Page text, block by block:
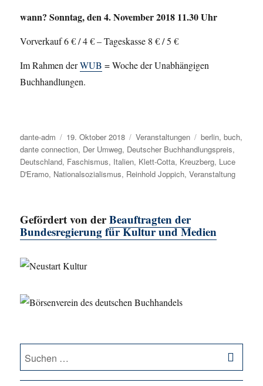
wann? Sonntag, den 4. November 2018 11.30 Uhr
Vorverkauf 6 € / 4 € – Tageskasse 8 € / 5 €
Im Rahmen derWUB = Woche der Unabhängigen
Buchhandlungen.
Autor
dante-adm
Veröffentlicht
am
19. Oktober 2018 Kategorien
Veranstaltungen Schlagwörter
berlin,buch,
dante connection, Der Umweg, Deutscher Buchhandlungspreis,
Deutschland, Faschismus, Italien, Klett-Cotta, Kreuzberg, Luce
D'Eramo, Nationalsozialismus, Reinhold Joppich,Veranstaltung
Gefördert von derBeauftragten der
Bundesregierung für Kultur und Medien
Suche
nach: